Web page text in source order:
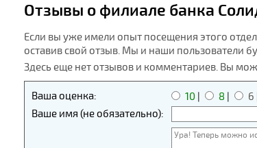
Отзывы о филиале банка
Если вы уже имели опыт посещения этого
оставив свой отзыв. Мы и наши пользователи
Здесь еще нет отзывов и комментариев. Вы
Ваша оценка: 10 8 6
Ваше имя (не обязательно):